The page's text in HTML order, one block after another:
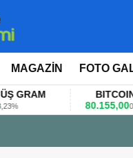
MAGAZİN FOTO
BITCOIN
80.155,000,36%